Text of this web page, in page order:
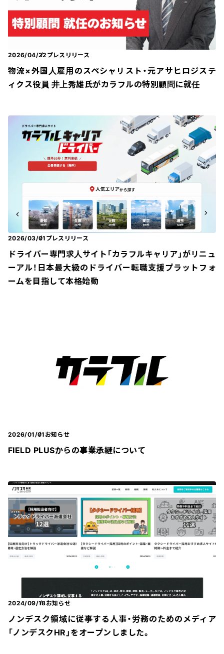
2026/04/22 プレスリリース
物流×外国人雇用のスペシャリスト・元アサヒロジステ
ィクス役員 井上秀雄氏がカラフルの特別顧問に就任
2026/03/01 プレスリリース
ドライバー専門求人サイト「カラフルキャリア」がリニュ
ーアル！日本最大級のドライバー転職支援プラットフォ
ームを目指して本格始動
2026/01/01 お知らせ
FIELD PLUSからの事業承継について
2024/09/18お知らせ
ノンデスク領域に従事する人事・労務のためのメディア
「ノンデスクHR」をオープンしました。